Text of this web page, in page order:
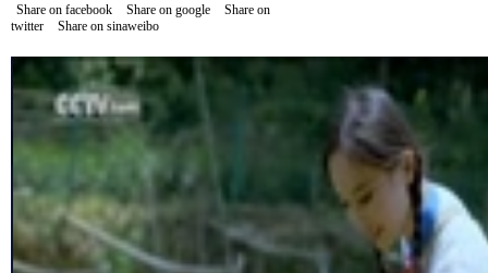
Share on facebook Share on google
Share on
twitter
Share on sinaweibo